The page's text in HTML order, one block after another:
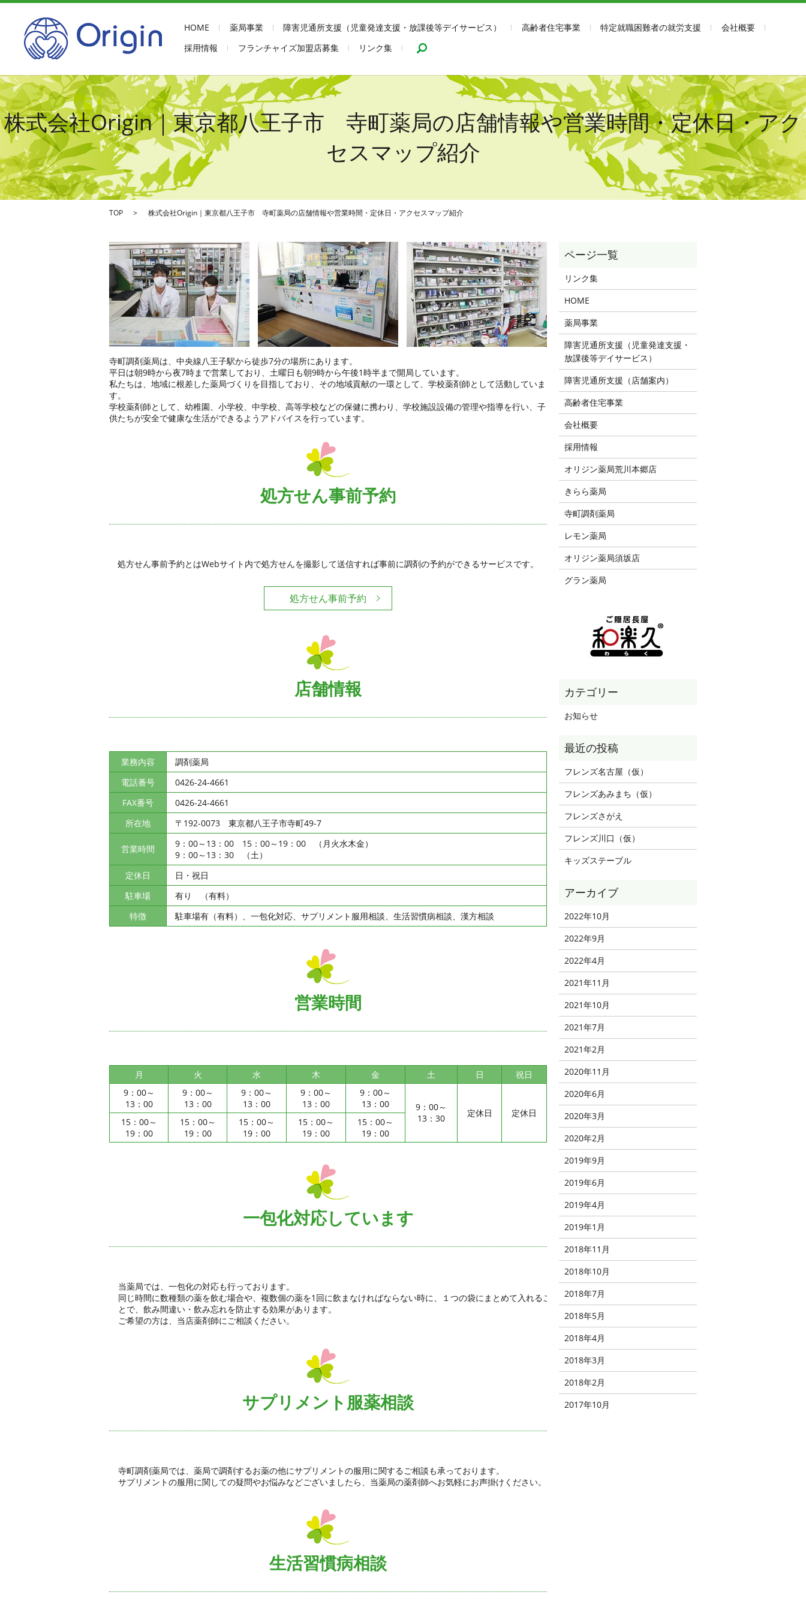
HOME 薬局事業 障害児通所支援（児童発達支援・放課後等デイサービス） 高齢者住宅事業 特定就職困難者の就労支援
会社概要
採用情報
フランチャイズ加盟店募集 リンク集
株式会社Origin｜東京都八王子市 寺町薬局の店舗情報や営業時間・定休日・アク
セスマップ紹介
TOP 株式会社Origin｜東京都八王子市 寺町薬局の店舗情報や営業時間・定休日・アクセスマップ紹介
寺町調剤薬局は、中央線八王子駅から徒歩7分の場所にあります。
平日は朝9時から夜7時まで営業しており、土曜日も朝9時から午後1時半まで開局しています。
私たちは、地域に根差した薬局づくりを目指しており、その地域貢献の一環として、学校薬剤師として活動していま
す。
学校薬剤師として、幼稚園、小学校、中学校、高等学校などの保健に携わり、学校施設設備の管理や指導を行い、子
供たちが安全で健康な生活ができるようアドバイスを行っています。
処方せん事前予約
処方せん事前予約とはWebサイト内で処方せんを撮影して送信すれば事前に調剤の予約ができるサービスです。
処方せん事前予約
店舗情報
業務内容
調剤薬局
電話番号
0426-24-4661
FAX番号
0426-24-4661
所在地
〒192-0073 東京都八王子市寺町49-7
営業時間
9：00～13：00 15：00～19：00 （月火水木金）
9：00～13：30 （土）
定休日
日・祝日
駐車場
有り （有料）
特徴
駐車場有（有料）、一包化対応、サプリメント服用相談、生活習慣病相談、漢方相談
営業時間
月 火 水 木 金 土 日
祝日
9：00～
13：00
9：00～
13：00
9：00～
13：00
9：00～
13：00
9：00～
13：00
9：00～
13：30
定休日 定休日
15：00～
19：00
15：00～
19：00
15：00～
19：00
15：00～
19：00
15：00～
19：00
一包化対応しています
当薬局では、一包化の対応も行っております。
同じ時間に数種類の薬を飲む場合や、複数個の薬を1回に飲まなければならない時に、１つの袋にまとめて入れるこ
とで、飲み間違い・飲み忘れを防止する効果があります。
ご希望の方は、当店薬剤師にご相談ください。
サプリメント服薬相談
寺町調剤薬局では、薬局で調剤するお薬の他にサプリメントの服用に関するご相談も承っております。
サプリメントの服用に関しての疑問やお悩みなどございましたら、当薬局の薬剤師へお気軽にお声掛けください。
生活習慣病相談
リンク集
HOME
薬局事業
障害児通所支援（児童発達支援・
放課後等デイサービス）
障害児通所支援（店舗案内）
高齢者住宅事業
会社概要
採用情報
オリジン薬局荒川本郷店
きらら薬局
寺町調剤薬局
レモン薬局
オリジン薬局須坂店
グラン薬局
お知らせ
フレンズ名古屋（仮）
フレンズあみまち（仮）
フレンズさがえ
フレンズ川口（仮）
キッズステーブル
2022年10月
2022年9月
2022年4月
2021年11月
2021年10月
2021年7月
2021年2月
2020年11月
2020年6月
2020年3月
2020年2月
2019年9月
2019年6月
2019年4月
2019年1月
2018年11月
2018年10月
2018年7月
2018年5月
2018年4月
2018年3月
2018年2月
2017年10月